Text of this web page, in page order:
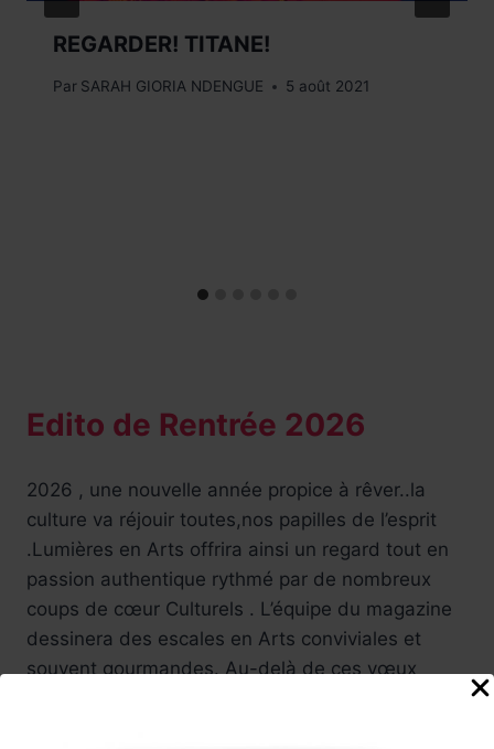
REGARDER! TITANE!
Par SARAH GIORIA NDENGUE 5 août 2021
Edito de Rentrée 2026
2026 , une nouvelle année propice à rêver..la
culture va réjouir toutes,nos papilles de l’esprit
.Lumières en Arts offrira ainsi un regard tout en
passion authentique rythmé par de nombreux
coups de cœur Culturels . L’équipe du magazine
dessinera des escales en Arts conviviales et
souvent gourmandes. Au-delà de ces vœux